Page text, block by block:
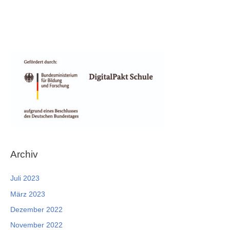
Archiv
Juli 2023
März 2023
Dezember 2022
November 2022